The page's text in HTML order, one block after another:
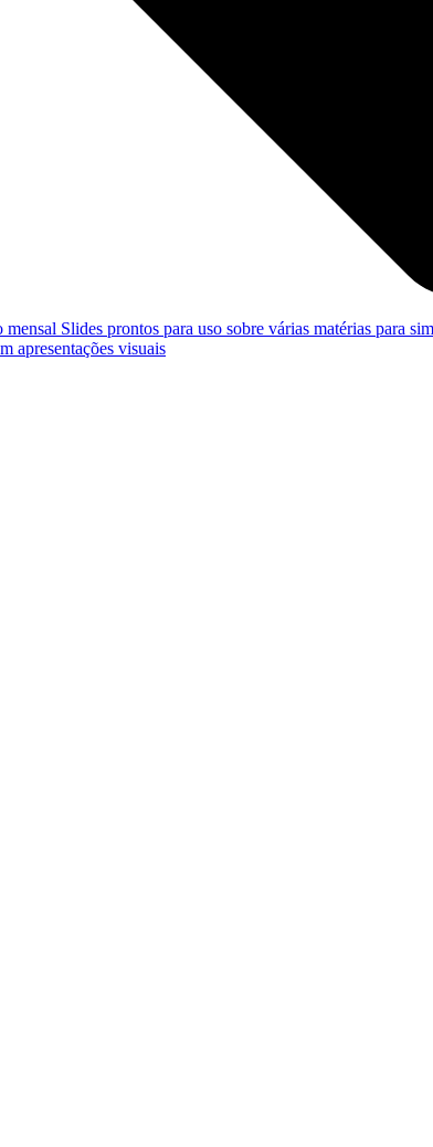
mensal Slides prontos para uso sobre várias matérias para
apresentações visuais